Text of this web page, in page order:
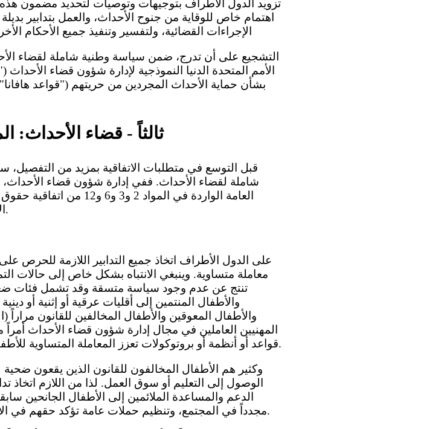
اهتمام خاص للوقاية من جنوح الأحداث، والعمل بتدابير
الإجراءات القضائية، ولتفسير وتنفيذ جميع الأحكام الأخرى الواردة في
- التشجيع على أن تدرج، ضمن سياسة وطنية شاملة لقضاء
الأمم المتحدة الدنيا النموذجية لإدارة شؤون قضاء الأحداث
بشأن حماية الأحداث المجردين من حريتهم ("قواعد
ثالثاً - قضاء الأحداث:
شاملة لقضاء الأحداث. ففي إدارة شؤون قضاء
العامة الواردة في المواد
الأحداث المنصوص عليها في المادتين 37 و40.
معاملة متساوية. وينبغي الانتباه بشكل خاص إلى حالات
تنتج عن عدم وجود سياسة متسقة وقد تشمل فئات
والأطفال المنتمين إلى أقليات عرقية أو إثنية أو
والأطفال المعوقين والأطفال المخالفين للقانون
قواعد أو أنظمة أو بروتوكولات تعزز المعاملة المتساوية للأطفال الجانحين وتتيح الجبر والإنصاف والتعويض.
الوصول إلى التعليم أو سوق العمل. لذا من اللازم اتخاذ
الدعم والمساعدة الملائمين إلى الأطفال الجانحين
مجدداً في المجتمع، وتنظيم حملات عامة تؤكد حقهم في الاضطلاع بدور بناء في المجتمع (المادة 40(1)).